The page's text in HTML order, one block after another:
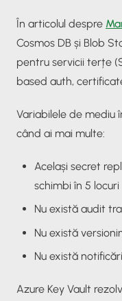
În articolul despre
Cosmos DB și Blob
pentru servicii terțe
based auth,
Variabilele de mediu
când ai mai multe:
Același secret
schimbi în 5 locuri
Nu există audit
Nu există
Nu există
Azure Key Vault